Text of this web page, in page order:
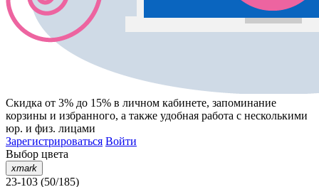
Скидка от 3% до 15% в личном кабинете, запоминание
корзины и избранного, а также удобная работа с несколькими
юр. и физ. лицами
Зарегистрироваться Войти
Выбор цвета
xmark
23-103 (50/185)